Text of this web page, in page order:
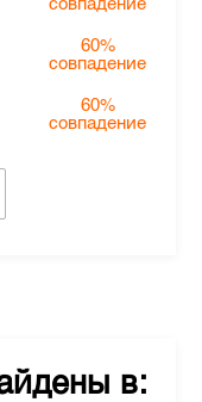
совпадение
60%
совпадение
60%
совпадение
в: